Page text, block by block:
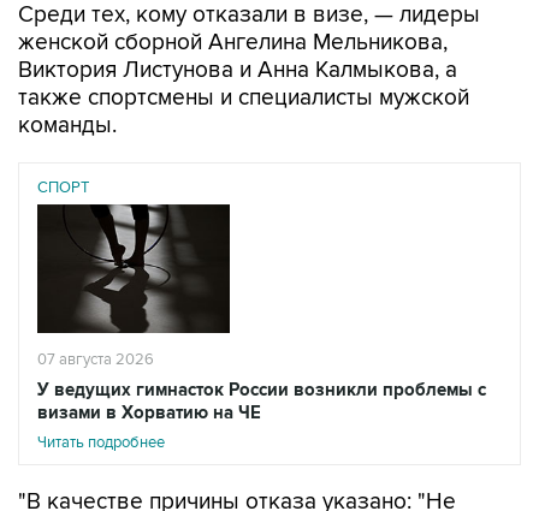
Среди тех, кому отказали в визе, — лидеры
женской сборной Ангелина Мельникова,
Виктория Листунова и Анна Калмыкова, а
также спортсмены и специалисты мужской
команды.
СПОРТ
07 августа 2026
У ведущих гимнасток России возникли проблемы с
визами в Хорватию на ЧЕ
Читать подробнее
"В качестве причины отказа указано: "Не